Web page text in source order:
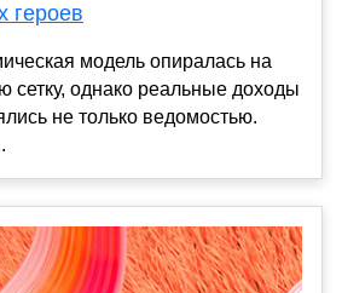
героев
модель опиралась на
сетку, однако реальные доходы
не только ведомостью.